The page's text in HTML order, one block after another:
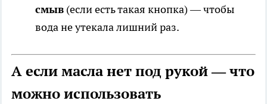
смыв (если есть такая кнопка) — чтобы
вода не утекала лишний раз.
А если масла нет под рукой — что
можно использовать